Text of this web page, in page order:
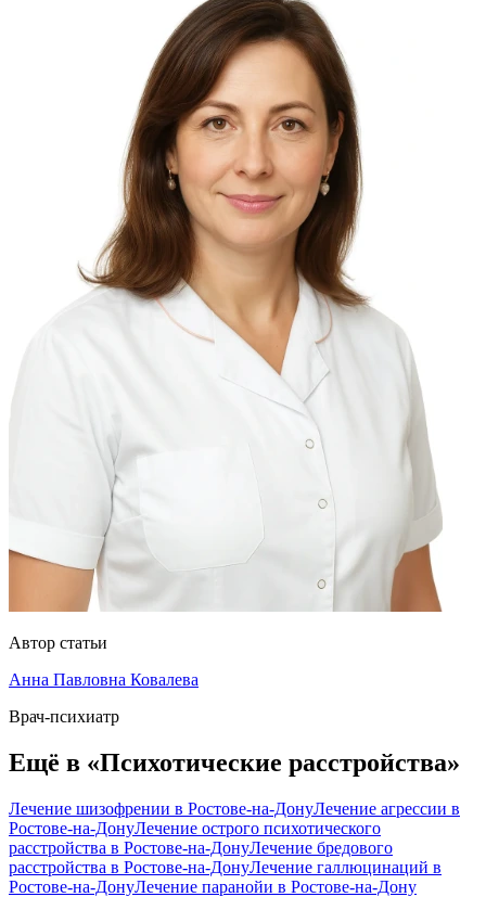
Автор статьи
Анна Павловна Ковалева
Врач-психиатр
Ещё в «Психотические расстройства»
Лечение шизофрении в Ростове-на-ДонуЛечение агрессии в
Ростове-на-ДонуЛечение острого психотического
расстройства в Ростове-на-ДонуЛечение бредового
расстройства в Ростове-на-ДонуЛечение галлюцинаций в
Ростове-на-ДонуЛечение паранойи в Ростове-на-Дону